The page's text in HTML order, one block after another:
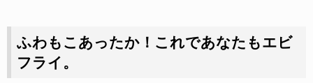
ふわもこあったか！これであなたもエビ
フライ。